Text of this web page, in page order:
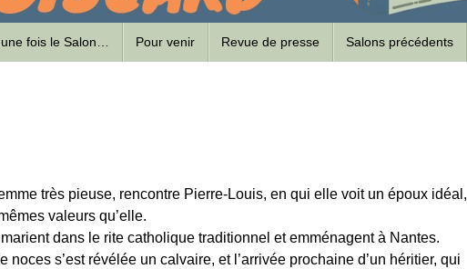
fois le Salon… Pour venir Revue de presse Salons précédents
très pieuse, rencontre Pierre-Louis, en qui elle voit un époux idéal,
valeurs qu’elle.
dans le rite catholique traditionnel et emménagent à Nantes.
noces s’est révélée un calvaire, et l’arrivée prochaine d’un héritier, qui